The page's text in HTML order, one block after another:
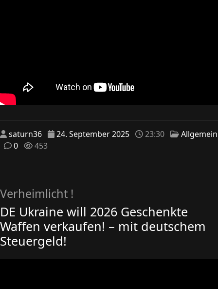
saturn36 24. September 2025 23:30
Allgemein
0
453
Verheimlicht !
DE Ukraine will 2026 Geschenkte
Waffen verkaufen! – mit deutschem
Steuergeld!